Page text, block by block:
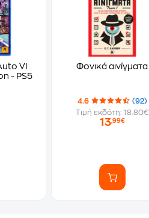
VI
- PS5
Φονικά αινίγματα
4.6
(92)
Τιμή εκδότη: 18.80€
13,99€